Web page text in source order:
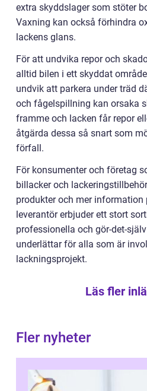
extra skyddslager som stöter
Vaxning kan också förhindra
lackens glans.
För att undvika repor och
alltid bilen i ett skyddat
undvik att parkera under träd
och fågelspillning kan orsaka
framme och lacken får repor
åtgärda dessa så snart som
förfall.
För konsumenter och företag
billacker och
produkter och mer information
leverantör erbjuder ett stort
professionella och gör-det-
underlättar för alla som är
lackningsprojekt.
Läs fler
Fler nyheter